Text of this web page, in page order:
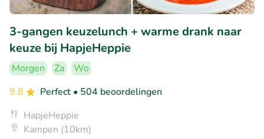
3-gangen keuzelunch + warme drank naar
keuze bij HapjeHeppie
Morgen Za
Wo
9.8
Perfect • 504 beoordelingen
HapjeHeppie
Kampen (10km)